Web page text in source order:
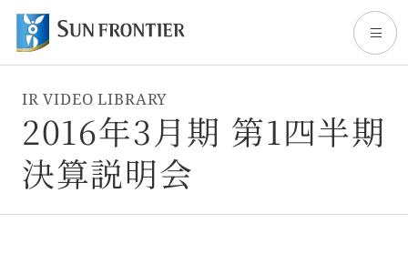
トップ
サンフロンティアについて
IR VIDEO LIBRARY
2016年3月期 第1四半期
決算説明会